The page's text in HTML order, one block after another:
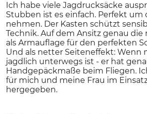
Ich habe viele Jagdrucksäcke
Stubben ist es einfach. Perfekt um
nehmen. Der Kasten schützt
Technik. Auf dem Ansitz genau
als Armauflage für den perfekten
Und als netter Seiteneffekt: Wenn
jagdlich unterwegs ist - er hat
Handgepäckmaße beim Fliegen.
für mich und meine Frau im
hergegeben.